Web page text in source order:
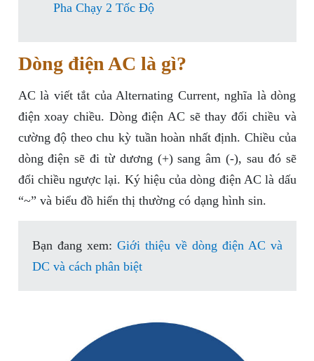
Pha Chạy 2 Tốc Độ
Dòng điện AC là gì?
AC là viết tắt của Alternating Current, nghĩa là dòng
điện xoay chiều. Dòng điện AC sẽ thay đổi chiều và
cường độ theo chu kỳ tuần hoàn nhất định. Chiều của
dòng điện sẽ đi từ dương (+) sang âm (-), sau đó sẽ
đổi chiều ngược lại. Ký hiệu của dòng điện AC là dấu
“~” và biểu đồ hiển thị thường có dạng hình sin.
Bạn đang xem: Giới thiệu về dòng điện AC và
DC và cách phân biệt